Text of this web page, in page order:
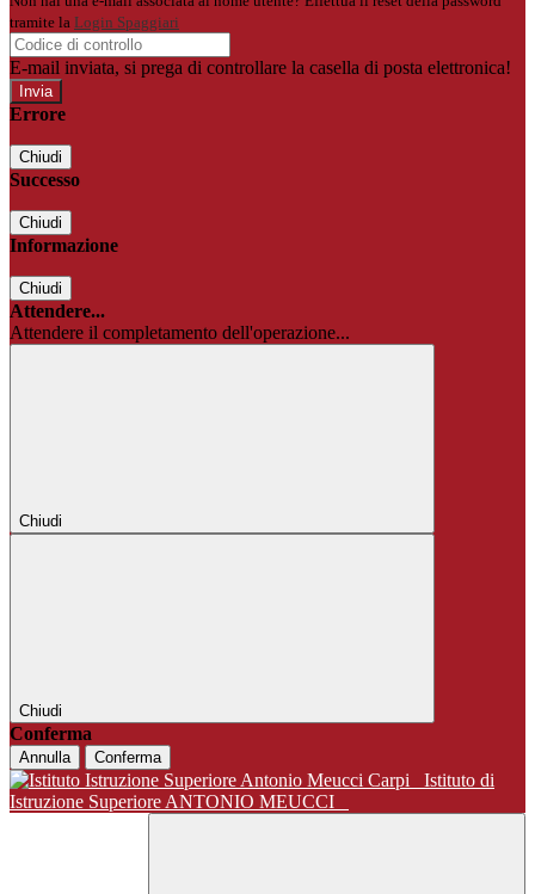
tramite la Login Spaggiari
E-mail inviata, si prega di controllare la casella di posta elettronica!
Errore
Chiudi
Successo
Chiudi
Informazione
Chiudi
Attendere...
Attendere il completamento dell'operazione...
Chiudi
Chiudi
Conferma
Annulla Conferma
Istituto di
Istruzione Superiore ANTONIO MEUCCI